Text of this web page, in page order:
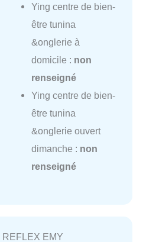
Ying centre de bien-
être tunina
&onglerie à
domicile : non
renseigné
Ying centre de bien-
être tunina
&onglerie ouvert
dimanche : non
renseigné
REFLEX EMY